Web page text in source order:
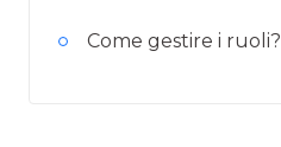
Come gestire i ruoli?